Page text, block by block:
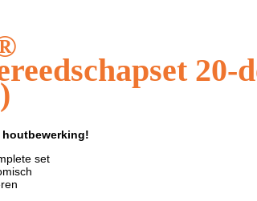
20-
houtbewerking!
set